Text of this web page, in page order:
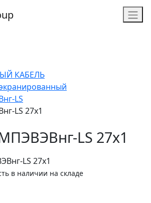
КАБЕЛЬ
LS
LS 27х1
LS 27х1
в наличии на складе